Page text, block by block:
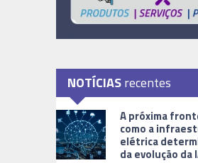
NOTÍCIASrecentes
A próxima
como a
elétrica
da evolução da